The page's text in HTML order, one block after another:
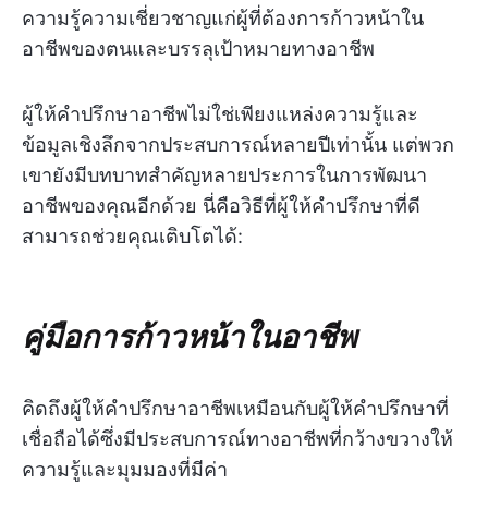
ความรู้ความเชี่ยวชาญแก่ผู้ที่ต้องการก้าวหน้าใน
อาชีพของตนและบรรลุเป้าหมายทางอาชีพ
ผู้ให้คำปรึกษาอาชีพไม่ใช่เพียงแหล่งความรู้และ
ข้อมูลเชิงลึกจากประสบการณ์หลายปีเท่านั้น แต่พวก
เขายังมีบทบาทสำคัญหลายประการในการพัฒนา
อาชีพของคุณอีกด้วย นี่คือวิธีที่ผู้ให้คำปรึกษาที่ดี
สามารถช่วยคุณเติบโตได้:
คู่มือการก้าวหน้าในอาชีพ
คิดถึงผู้ให้คำปรึกษาอาชีพเหมือนกับผู้ให้คำปรึกษาที่
เชื่อถือได้ซึ่งมีประสบการณ์ทางอาชีพที่กว้างขวางให้
ความรู้และมุมมองที่มีค่า